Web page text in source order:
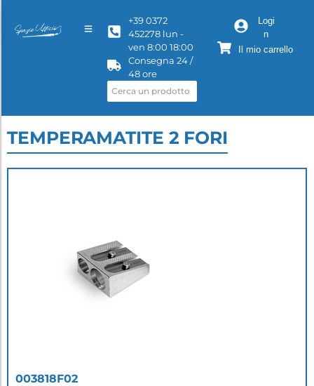
+39 0372
452278 lun -
ven 8:00 18:00
Consegna 24 /
48 ore
Logi
n
Il mio carrello
TEMPERAMATITE 2 FORI
003818F02